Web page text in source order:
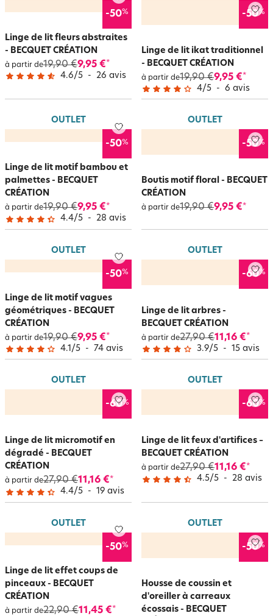
-50%
Linge de lit fleurs abstraites
- BECQUET CRÉATION
à partir de19,90 €9,95 €*
4.6/5 - 26 avis
-50%
Linge de lit ikat traditionnel
- BECQUET CRÉATION
à partir de19,90 €9,95 €*
4/5 - 6 avis
OUTLET
-50%
Linge de lit motif bambou et
palmettes - BECQUET
CRÉATION
à partir de19,90 €9,95 €*
4.4/5 - 28 avis
OUTLET
-50%
Boutis motif floral - BECQUET
CRÉATION
à partir de19,90 €9,95 €*
OUTLET
-50%
Linge de lit motif vagues
géométriques - BECQUET
CRÉATION
à partir de19,90 €9,95 €*
4.1 /5 - 74 avis
OUTLET
-60%
Linge de lit arbres -
BECQUET CRÉATION
à partir de27,90 €11,16 €*
3.9/5 - 15 avis
OUTLET
-60%
Linge de lit micromotif en
dégradé - BECQUET
CRÉATION
à partir de27,90 €11,16 €*
4.4/5 - 19 avis
OUTLET
-60%
Linge de lit feux d'artifices –
BECQUET CRÉATION
à partir de27,90 €11,16 €*
4.5/5 - 28 avis
OUTLET
-50%
Linge de lit effet coups de
pinceaux - BECQUET
CRÉATION
à partir de22,90 €11,45 €*
OUTLET
-50%
Housse de coussin et
d'oreiller à carreaux
écossais - BECQUET